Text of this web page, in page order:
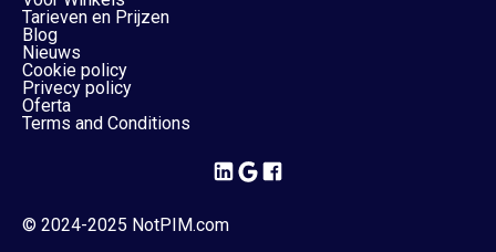
Tarieven en Prijzen
Blog
Nieuws
Cookie policy
Privecy policy
Oferta
Terms and Conditions
© 2024-2025 NotPIM.com